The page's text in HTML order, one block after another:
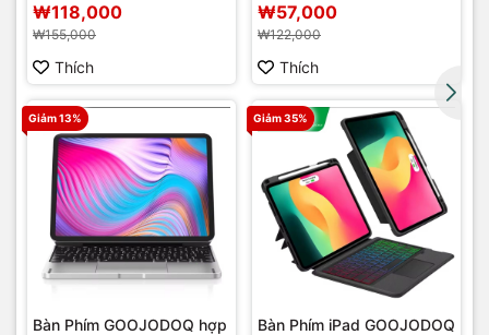
₩118,000
₩155,000
Thích
₩57,000
₩122,000
Thích
Giảm 13%
Bàn Phím GOOJODOQ hợp
Giảm 35%
Bàn Phím iPad GOOJODOQ